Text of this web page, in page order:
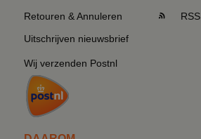
Retouren & Annuleren
Uitschrijven nieuwsbrief
Wij verzenden Postnl
RSS